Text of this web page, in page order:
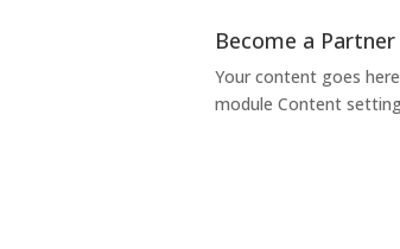
Become a
Your content goes
module Content